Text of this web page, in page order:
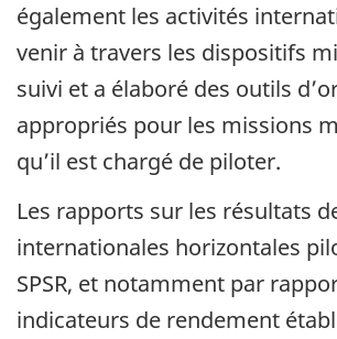
également les activités
venir à travers les dispositifs
suivi et a élaboré des outils
appropriés pour les missions
qu’il est chargé de piloter.
Les rapports sur les résultats
internationales horizontales
SPSR, et notamment par
indicateurs de rendement